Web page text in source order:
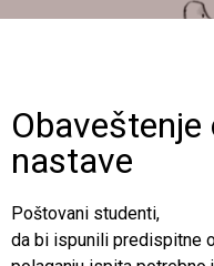
Obaveštenje
nastave
Poštovani studenti,
da bi ispunili predispitne